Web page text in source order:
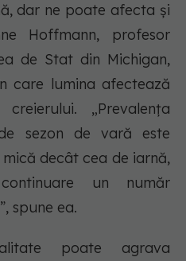
dar ne poate afecta și
Hoffmann, profesor
de Stat din Michigan,
care lumina afectează
„Prevalența
sezon de vară este
decât cea de iarnă,
un număr
spune ea.
poate agrava